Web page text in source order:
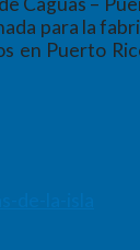
para la
en Puerto
la-isla